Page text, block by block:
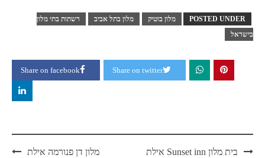
POSTED UNDER מלון בוטיק מלון בתל אביב
רשתות בתי מלון
בישראל
Share on facebook Share on twitter
בית מלון Sunset inn אילת מלון דן פנורמה אילת